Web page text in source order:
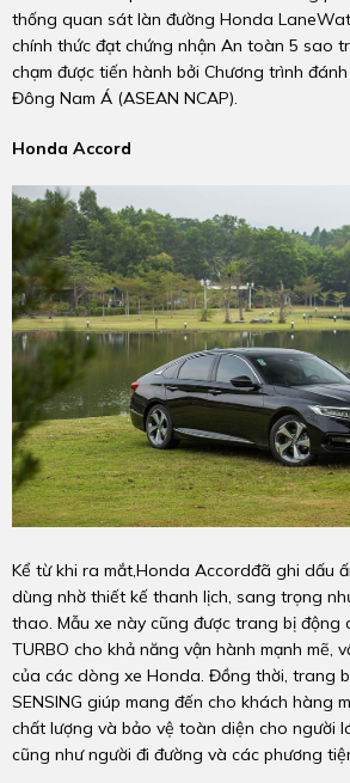
thống quan sát làn đường Honda
chính thức đạt chứng nhận An toàn 5 sao
chạm được tiến hành bởi Chương trình
Đông Nam Á (ASEAN NCAP).
Honda Accord
Kể từ khi ra mắt,Honda Accordđã ghi dấu
dùng nhờ thiết kế thanh lịch, sang trọng
thao. Mẫu xe này cũng được trang bị động
TURBO cho khả năng vận hành mạnh mẽ,
của các dòng xe Honda. Đồng thời, trang
SENSING giúp mang đến cho khách hàng
chất lượng và bảo vệ toàn diện cho người
cũng như người đi đường và các phương